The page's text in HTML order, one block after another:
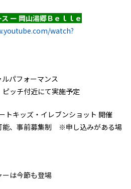
ー 岡山湯郷Ｂｅｌｌｅ
watch?
パフォーマンス
ッチ付近にて実施予定
トキッズ・イレブンショット 開催
能、事前募集制 ※申し込みがある場
は今節も登場